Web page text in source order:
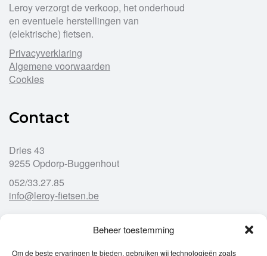
Beheer toestemming
Om de beste ervaringen te bieden, gebruiken wij technologieën zoals
Leroy verzorgt de verkoop, het onderhoud
en eventuele herstellingen van
(elektrische) fietsen.
Privacyverklaring
Algemene voorwaarden
Cookies
Contact
Dries 43
9255 Opdorp-Buggenhout
052/33.27.85
info@leroy-fietsen.be
Openingsuren